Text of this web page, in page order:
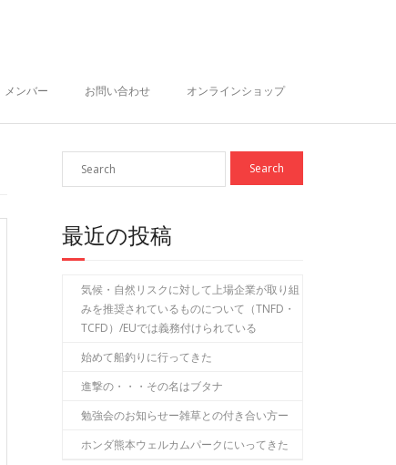
メンバー お問い合わせ オンラインショップ
最近の投稿
気候・自然リスクに対して上場企業が取り組
みを推奨されているものについて（TNFD・
TCFD）/EUでは義務付けられている
始めて船釣りに行ってきた
進撃の・・・その名はブタナ
勉強会のお知らせー雑草との付き合い方ー
ホンダ熊本ウェルカムパークにいってきた